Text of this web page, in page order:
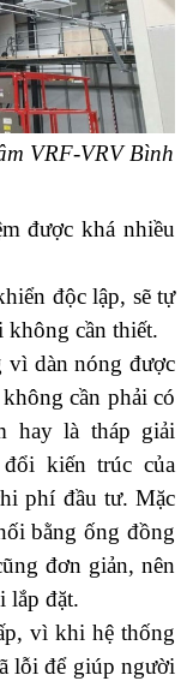
VRF-VRV Bình
được khá nhiều
độc lập, sẽ tự
không cần thiết.
vì dàn nóng được
cần phải có
hay là tháp giải
kiến trúc của
phí đầu tư. Mặc
bằng ống đồng
đơn giản, nên
lắp đặt.
vì khi hệ thống
lỗi để giúp người